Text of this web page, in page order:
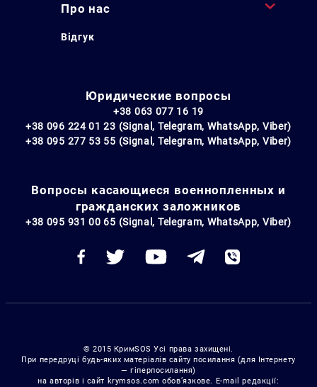
Про нас
Відгук
Юридические вопросы
+38 063 077 16 19
+38 096 224 01 23 (Signal, Telegram, WhatsApp, Viber)
+38 095 277 53 55 (Signal, Telegram, WhatsApp, Viber)
Вопросы касающиеся военнопленных и
гражданских заложников
+38 095 931 00 65 (Signal, Telegram, WhatsApp, Viber)
© 2015 КримSOS Усі права захищені.
При передруці будь-яких матеріалів сайту посилання (для Інтернету
— гіперпосилання)
на авторів і сайт krymsos.com обов’язкове. E-mail редакції: